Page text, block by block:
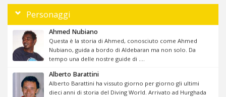
Personaggi
Ahmed Nubiano
Questa è la storia di Ahmed, conosciuto come Ahmed
Nubiano, guida a bordo di Aldebaran ma non solo. Da
tempo una delle nostre guide di ....
Alberto Barattini
Alberto Barattini ha vissuto giorno per giorno gli ultimi
dieci anni di storia del Diving World. Arrivato ad Hurghada